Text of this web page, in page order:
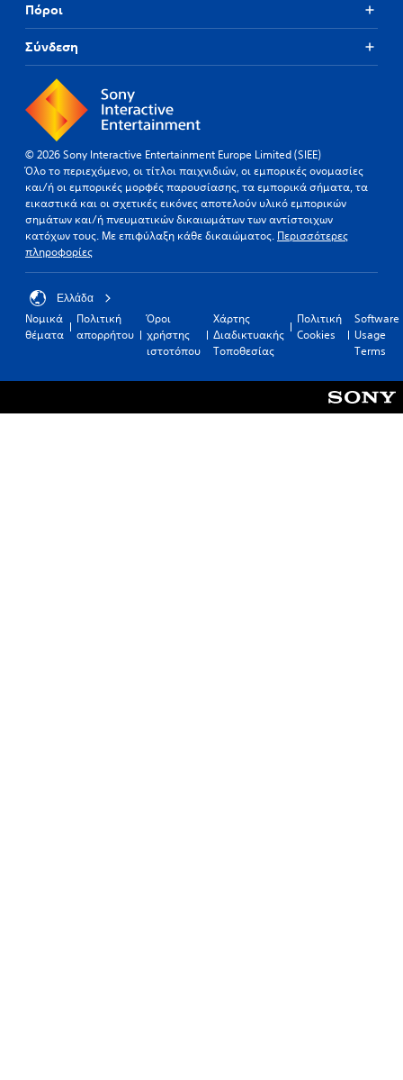
Πόροι
Σύνδεση
© 2026 Sony Interactive Entertainment Europe Limited (SIEE)
Όλο το περιεχόμενο, οι τίτλοι παιχνιδιών, οι εμπορικές ονομασίες
και/ή οι εμπορικές μορφές παρουσίασης, τα εμπορικά σήματα, τα
εικαστικά και οι σχετικές εικόνες αποτελούν υλικό εμπορικών
σημάτων και/ή πνευματικών δικαιωμάτων των αντίστοιχων
κατόχων τους. Με επιφύλαξη κάθε δικαιώματος. Περισσότερες
πληροφορίες
Ελλάδα
Νομικά
θέματα
Πολιτική
απορρήτου
Όροι
χρήστης
ιστοτόπου
Χάρτης
Διαδικτυακής
Τοποθεσίας
Πολιτική
Cookies
Software
Usage
Terms